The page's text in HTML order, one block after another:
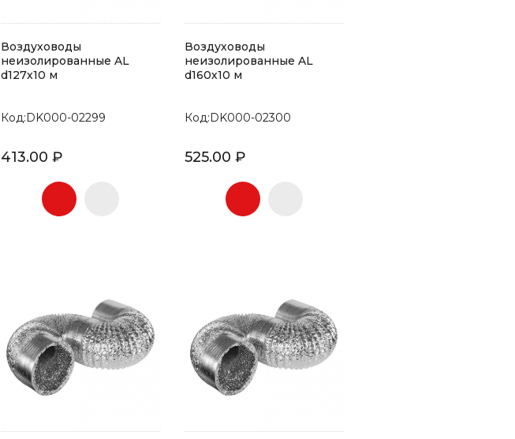
Воздуховоды
неизолированные AL
d127х10 м
Код:DK000-02299
413.00 ₽
Воздуховоды
неизолированные AL
d160х10 м
Код:DK000-02300
525.00 ₽